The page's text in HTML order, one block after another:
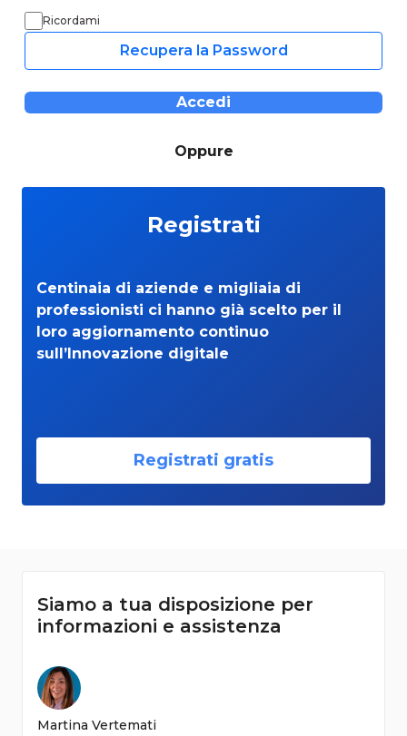
Ricordami
Recupera la Password
Accedi
Oppure
Registrati
Centinaia di aziende e migliaia di
professionisti ci hanno già scelto per il
loro aggiornamento continuo
sull’Innovazione digitale
Registrati gratis
Siamo a tua disposizione per
informazioni e assistenza
Martina Vertemati